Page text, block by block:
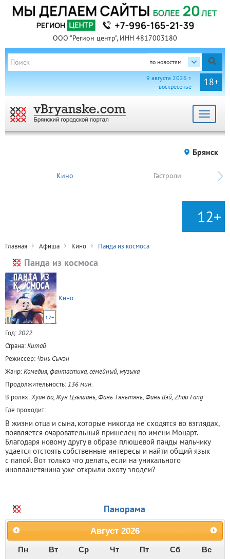
ООО "Регион центр", ИНН 4817003180
по новостям
18+
9 августа 2026 г.
воскресенье
Toggle
Брянск
Кино Гастроли
12+
Главная Афиша Кино Панда из космоса
Панда из космоса
12+
Кино
Год:2022
Страна:Китай
Режиссер: Чэнь Сычэн
Жанр:Комедия, фантастика, семейный, музыка
Продолжительность: 136 мин.
В ролях:Хуан Бо, Жун Цзышань, Фань Тяньтянь, Фань Вэй, Zhou Fang
Где проходит:
В жизни отца и сына, которые никогда не сходятся во взглядах,
появляется очаровательный пришелец по имени Моцарт.
Благодаря новому другу в образе плюшевой панды мальчику
удается отстоять собственные интересы и найти общий язык
с папой. Вот только что делать, если на уникального
инопланетянина уже открыли охоту злодеи?
Панорама
Август 2026
Пн Вт Ср Чт Пт Сб
Вс